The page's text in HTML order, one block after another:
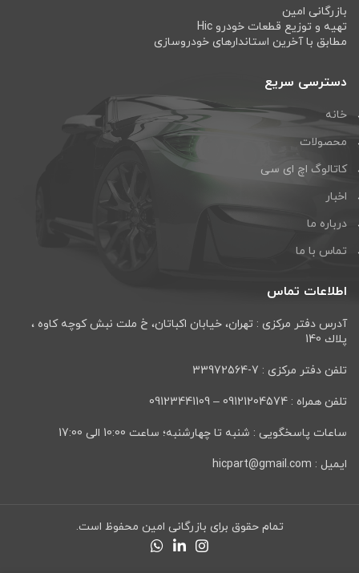
بازرگانی امین
تهیه و توزیع قطعات خودرو Hic
مطابق با آخرین استاندارهای خودروسازی
دسترسی سریع
خانه
محصولات
کاتالوگ اچ ای سی
اخبار
درباره ما
تماس با ما
اطلاعات تماس
آدرس دفتر مرکزی : تهران، خيابان اكباتان، خ ملت نبش كوچه كاوه ،
پلاك 140
تلفن دفتر مرکزی : 7-33972564
تلفن همراه : 09121204574 – 09123441109
ساعات پاسخگویی : شنبه تا چهارشنبه؛ ساعت 10:00 الی 17:00
ایمیل : hicpart@gmail.com
تمام حقوق برای بازرگانی امین محفوظ است.